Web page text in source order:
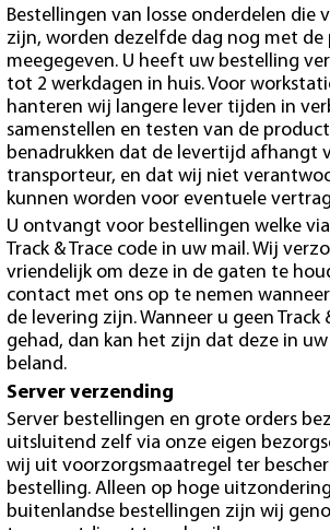
Bestellingen van losse onderdelen die
zijn, worden dezelfde dag nog met de
meegegeven. U heeft uw bestelling
tot 2 werkdagen in huis. Voor
hanteren wij langere lever tijden in
samenstellen en testen van de
benadrukken dat de levertijd afhangt
transporteur, en dat wij niet
kunnen worden voor eventuele
U ontvangt voor bestellingen welke
Track & Trace code in uw mail. Wij
vriendelijk om deze in de gaten te
contact met ons op te nemen
de levering zijn. Wanneer u geen Track
gehad, dan kan het zijn dat deze in
beland.
Server verzending
Server bestellingen en grote orders
uitsluitend zelf via onze eigen
wij uit voorzorgsmaatregel ter
bestelling. Alleen op hoge
buitenlandse bestellingen zijn wij